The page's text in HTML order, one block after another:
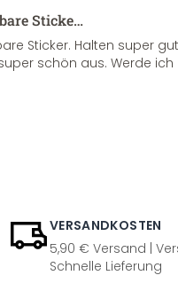
Sticke…
Sticker. Halten super gut
schön aus. Werde ich
VERSANDKOSTEN
5,90 € Versand |
Schnelle Lieferung